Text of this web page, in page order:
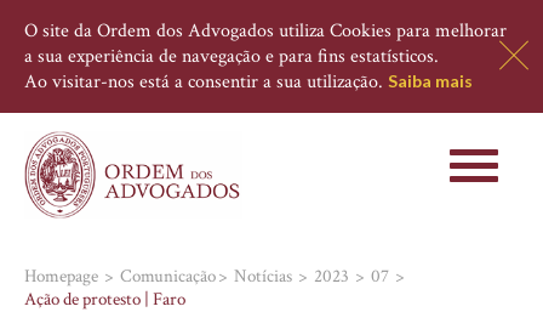
O site da Ordem dos Advogados utiliza Cookies para melhorar
a sua experiência de navegação e para fins estatísticos.
Ao visitar-nos está a consentir a sua utilização. Saiba mais
Toggle
Homepage Comunicação Notícias 2023
07
Ação de protesto | Faro